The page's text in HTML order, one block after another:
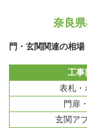
奈良
門・玄関関連の相場
工事
表札・
門扉
玄関ア